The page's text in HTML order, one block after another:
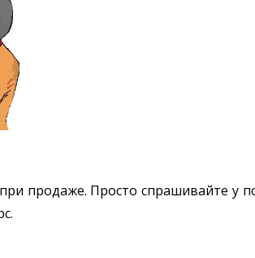
продаже. Просто спрашивайте у